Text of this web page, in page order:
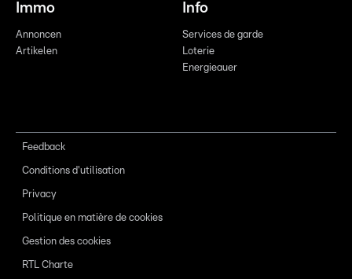
Immo
Annoncen
Artikelen
Info
Services de garde
Loterie
Energieauer
Feedback
Conditions d'utilisation
Privacy
Politique en matière de cookies
Gestion des cookies
RTL Charte